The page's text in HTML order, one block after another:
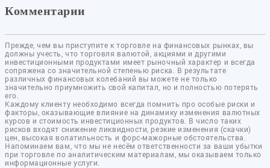
Комментарии
Прежде, чем вы приступите к торговле на финансовых рынках, вы
должны учесть, что торговля валютой, акциями и другими
инвестиционными продуктами имеет рыночный характер и всегда
сопряжена со значительной степенью риска. В результате
различных финансовых колебаний вы можете не только
значительно приумножить свой капитал, но и полностью потерять
его.
Каждому клиенту необходимо всегда помнить про особые риски и
факторы, оказывающие влияние на динамику изменения валютных
курсов и стоимость инвестиционных продуктов. В число таких
рисков входят снижение ликвидности, резкие изменения (скачки)
цен, высокая волатильность и форс-мажорные обстоятельства.
Напоминаем вам, что мы не несём ответственности за ваши убытки
при торговле по аналитическим материалам, мы оказываем только
информационные услуги.